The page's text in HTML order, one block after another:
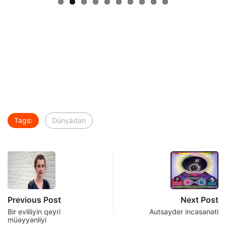
Tags: Dünyadan
Previous Post
Bir evliliyin qeyri
müəyyənliyi
Next Post
Autsayder incəsənəti